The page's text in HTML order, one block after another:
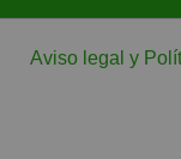
Aviso legal y